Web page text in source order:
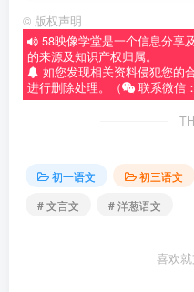
© 版权声明
58映像学堂是一个信息分享
的来源及知识产权归属。
如您发现相关资料侵犯您的
进行删除处理。（
联系微信
初一语文 初三语文
# 文言文
# 洋葱语文
喜欢